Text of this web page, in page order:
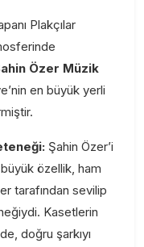
Plakçılar
Özer Müzik
en büyük yerli
Şahin Özer’i
büyük özellik, ham
tarafından sevilip
Kasetlerin
doğru şarkıyı